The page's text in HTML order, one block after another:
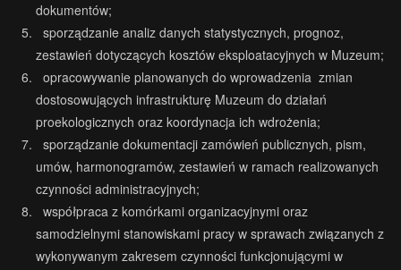
dokumentów;
sporządzanie analiz danych statystycznych, prognoz,
zestawień dotyczących kosztów eksploatacyjnych w Muzeum;
opracowywanie planowanych do wprowadzenia zmian
dostosowujących infrastrukturę Muzeum do działań
proekologicznych oraz koordynacja ich wdrożenia;
sporządzanie dokumentacji zamówień publicznych, pism,
umów, harmonogramów, zestawień w ramach realizowanych
czynności administracyjnych;
współpraca z komórkami organizacyjnymi oraz
samodzielnymi stanowiskami pracy w sprawach związanych z
wykonywanym zakresem czynności funkcjonującymi w